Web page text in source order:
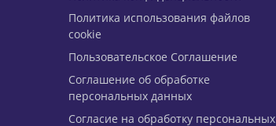
Политика использования файлов
cookie
Пользовательское Соглашение
Соглашение об обработке
персональных данных
Согласие на обработку персональных